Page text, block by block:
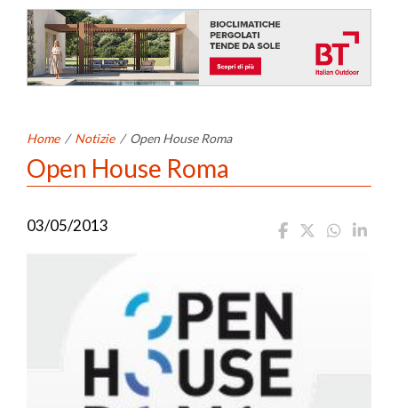
Home / Notizie / Open House Roma
Open House Roma
03/05/2013